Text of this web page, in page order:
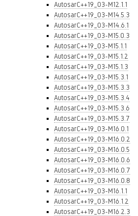
AutosarC++19_03-M12.1.1
AutosarC++19_03-M14.5.3
AutosarC++19_03-M14.6.1
AutosarC++19_03-M15.0.3
AutosarC++19_03-M15.1.1
AutosarC++19_03-M15.1.2
AutosarC++19_03-M15.1.3
AutosarC++19_03-M15.3.1
AutosarC++19_03-M15.3.3
AutosarC++19_03-M15.3.4
AutosarC++19_03-M15.3.6
AutosarC++19_03-M15.3.7
AutosarC++19_03-M16.0.1
AutosarC++19_03-M16.0.2
AutosarC++19_03-M16.0.5
AutosarC++19_03-M16.0.6
AutosarC++19_03-M16.0.7
AutosarC++19_03-M16.0.8
AutosarC++19_03-M16.1.1
AutosarC++19_03-M16.1.2
AutosarC++19_03-M16.2.3